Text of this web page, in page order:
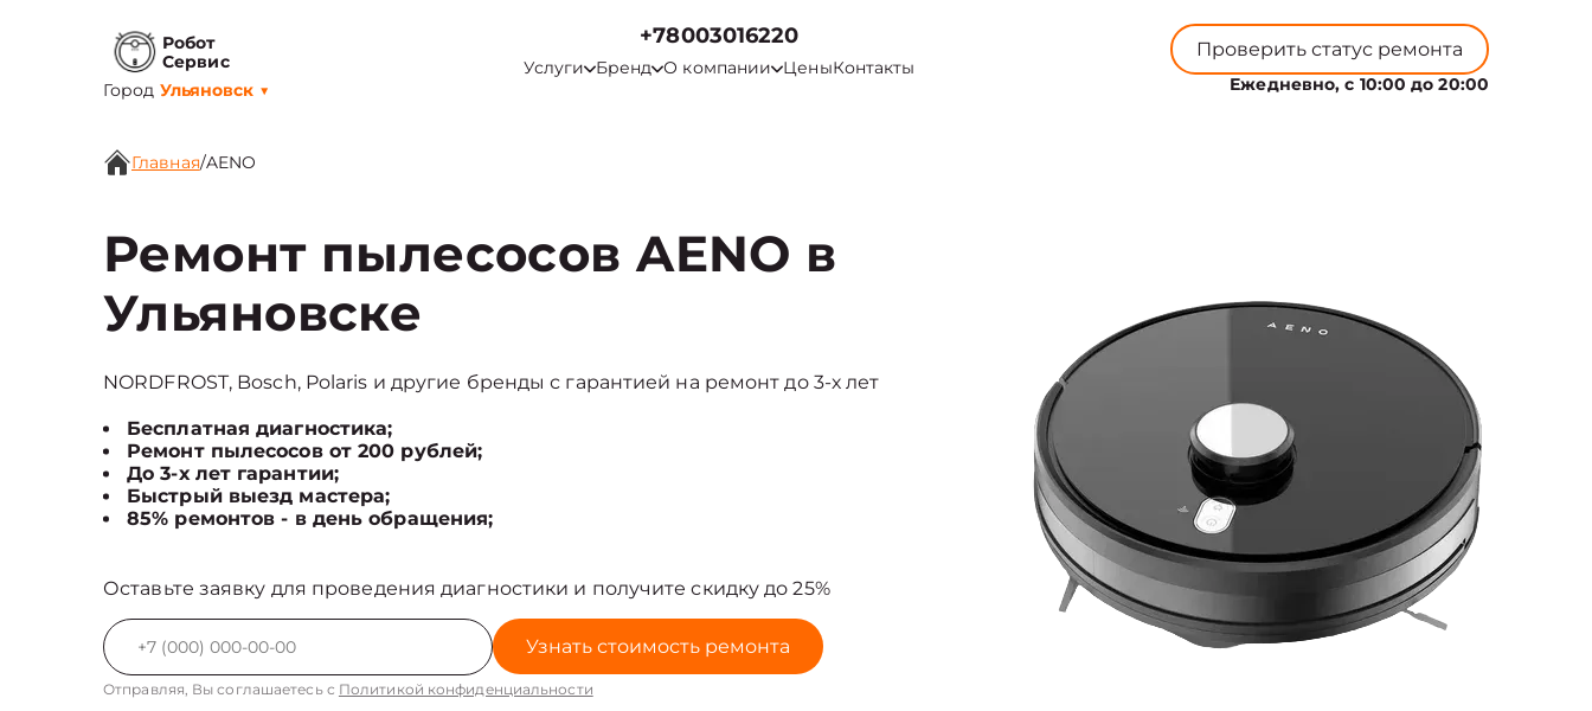
Робот
Сервис
Город Ульяновск ▼
+78003016220
Услуги Бренд О компании ЦеныКонтакты
Проверить статус ремонта
Ежедневно, с 10:00 до 20:00
Главная/AENO
Ремонт пылесосов AENO в
Ульяновске
NORDFROST, Bosch, Polaris и другие бренды с гарантией на ремонт до 3-х лет
Бесплатная диагностика;
Ремонт пылесосов от 200 рублей;
До 3-х лет гарантии;
Быстрый выезд мастера;
85% ремонтов - в день обращения;
Оставьте заявку для проведения диагностики и получите скидку до 25%
Узнать стоимость ремонта
Отправляя, Вы соглашаетесь с Политикой конфиденциальности